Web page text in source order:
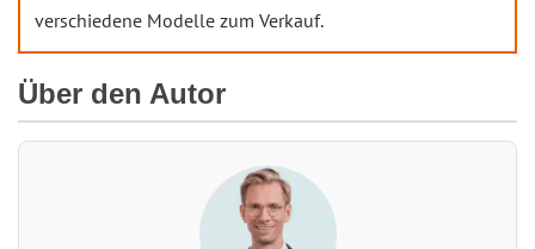
verschiedene Modelle zum Verkauf.
Über den Autor